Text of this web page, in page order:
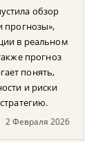
обзор
прогнозы»,
в реальном
прогноз
понять,
и риски
2 Февраля 2026